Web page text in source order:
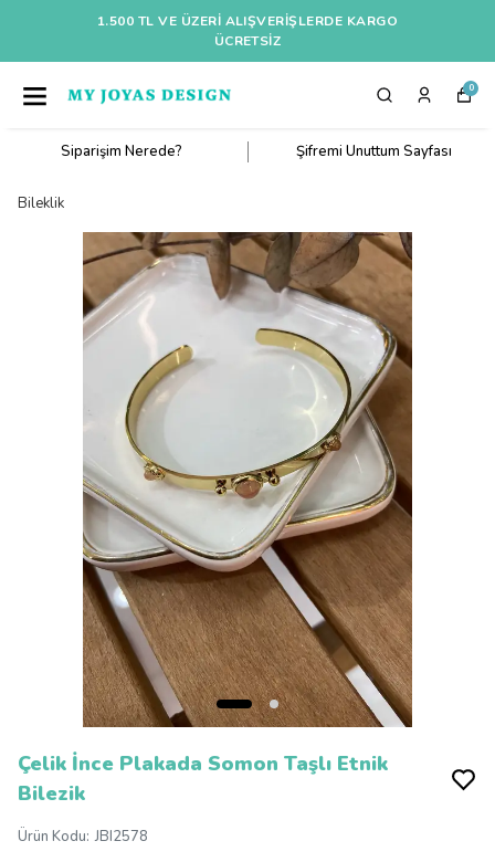
1.500 TL VE ÜZERI ALIŞVERIŞLERDE KARGO
ÜCRETSİZ
0
Siparişim Nerede? Şifremi Unuttum Sayfası
Bileklik
Çelik İnce Plakada Somon Taşlı Etnik
Bilezik
Ürün Kodu: JBI2578